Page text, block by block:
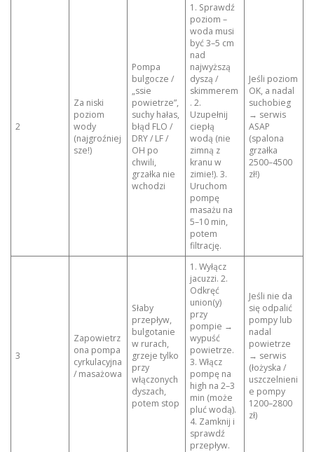
2
Za niski
poziom
wody
(najgroźniej
sze!)
Pompa
bulgocze /
„ssie
powietrze”,
suchy hałas,
błąd FLO /
DRY / LF /
OH po
chwili,
grzałka nie
wchodzi
1. Sprawdź
poziom –
woda musi
być 3–5 cm
nad
najwyższą
dyszą /
skimmerem
. 2.
Uzupełnij
ciepłą
wodą (nie
zimną z
kranu w
zimie!). 3.
Uruchom
pompę
masażu na
5–10 min,
potem
filtrację.
Jeśli poziom
OK, a nadal
suchobieg
→ serwis
ASAP
(spalona
grzałka
2500–4500
zł!)
3
Zapowietrz
ona pompa
cyrkulacyjna
/ masażowa
Słaby
przepływ,
bulgotanie
w rurach,
grzeje tylko
przy
włączonych
dyszach,
potem stop
1. Wyłącz
jacuzzi. 2.
Odkręć
union(y)
przy
pompie →
wypuść
powietrze.
3. Włącz
pompę na
high na 2–3
min (może
pluć wodą).
4. Zamknij i
sprawdź
przepływ.
Jeśli nie da
się odpalić
pompy lub
nadal
powietrze
→ serwis
(łożyska /
uszczelnieni
e pompy
1200–2800
zł)